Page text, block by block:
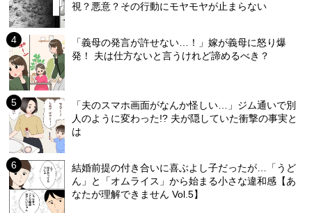
視？悪意？その行動にモヤモヤが止まらない
「義母の発言が許せない…！」嫁が義母に怒り爆
発！ 夫は仕方ないと言うけれど諦めるべき？
「夫のスマホ画面がなんか怪しい…」ジム通いで別
人のように変わった!? 夫が隠していた衝撃の事実と
は
結婚前提の付き合いに喜ぶよし子だったが…「うど
ん」と「オムライス」から始まる小さな違和感【あ
なたが理解できません Vol.5】